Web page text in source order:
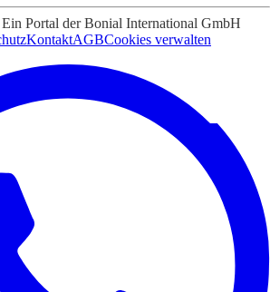
Portal der Bonial International GmbH
KontaktAGBCookies verwalten